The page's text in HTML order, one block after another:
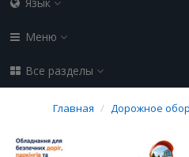
Меню
Все разделы
Главная Дорожное